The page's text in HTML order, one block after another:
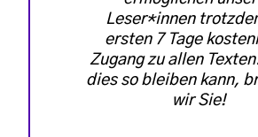
Leser*innen
ersten 7 Tage
Zugang zu allen
dies so bleiben kann,
wir Sie!